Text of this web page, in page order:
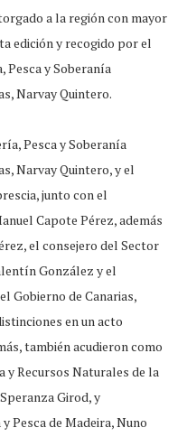
a la región con mayor
edición y recogido por el
Pesca y Soberanía
Narvay Quintero.
Pesca y Soberanía
Narvay Quintero, y el
junto con el
Capote Pérez, además
el consejero del Sector
González y el
Gobierno de Canarias,
en un acto
también acudieron como
y Recursos Naturales de la
Girod, y
Pesca de Madeira, Nuno